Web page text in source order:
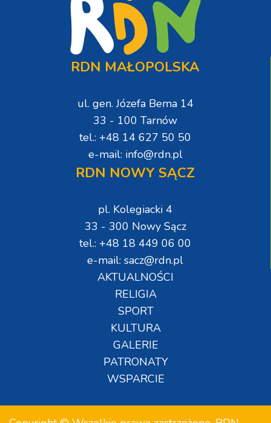
RDN MAŁOPOLSKA
ul. gen. Józefa Bema 14
33 - 100 Tarnów
tel.: +48 14 627 50 50
e-mail: info@rdn.pl
RDN NOWY SĄCZ
pl. Kolegiacki 4
33 - 300 Nowy Sącz
tel.: +48 18 449 06 00
e-mail: sacz@rdn.pl
AKTUALNOŚCI
RELIGIA
SPORT
KULTURA
GALERIE
PATRONATY
WSPARCIE